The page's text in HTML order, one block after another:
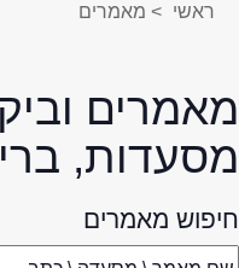
ראשי > מאמרים
מאמרים
מסעדות,
חיפוש מאמרים